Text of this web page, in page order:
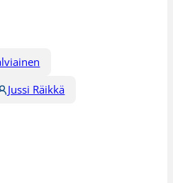
Jussi Räikkä